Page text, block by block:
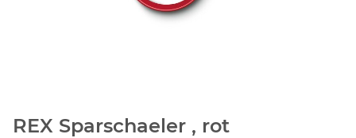
REX Sparschaeler , rot